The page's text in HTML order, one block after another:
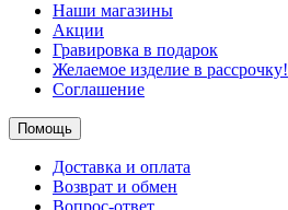
Наши магазины
Акции
Гравировка в подарок
Желаемое изделие в рассрочку!
Соглашение
Помощь
Доставка и оплата
Возврат и обмен